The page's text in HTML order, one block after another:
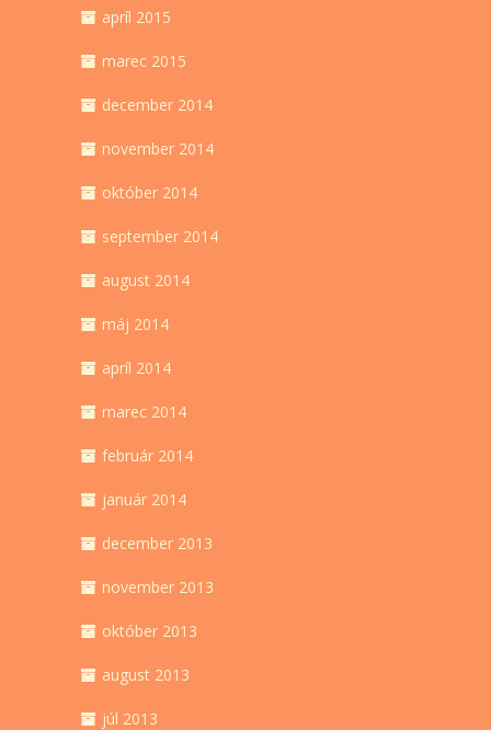
apríl 2015
marec 2015
december 2014
november 2014
október 2014
september 2014
august 2014
máj 2014
apríl 2014
marec 2014
február 2014
január 2014
december 2013
november 2013
október 2013
august 2013
júl 2013